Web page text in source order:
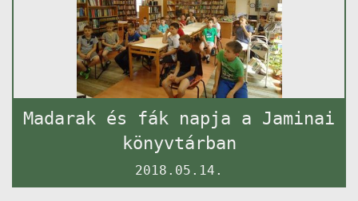
Madarak és fák napja a Jaminai
könyvtárban
2018.05.14.